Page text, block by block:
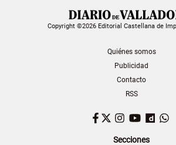
Copyright ©2026 Editorial Castellana de
Quiénes somos
Publicidad
Contacto
RSS
Facebook
TwitterInstagram
YouTube
Secciones